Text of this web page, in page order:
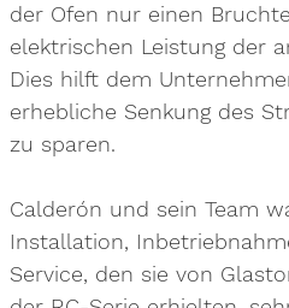
der Ofen nur einen
elektrischen Leistung der
Dies hilft dem
erhebliche Senkung des
zu sparen.
Calderón und sein Team
Installation,
Service, den sie von